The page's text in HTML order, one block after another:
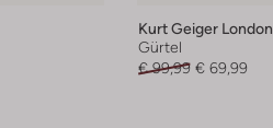
Kurt Geiger London
Gürtel
€ 99,99 € 69,99